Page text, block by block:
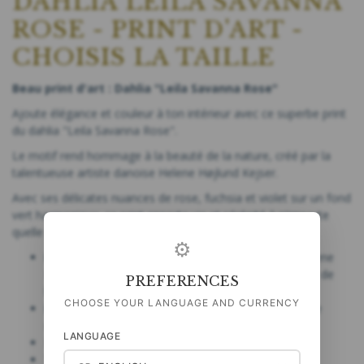
ROSE - PRINT D'ART -
CHOISIS LA TAILLE
Beau print d'art : Dahlia "Leila Savanna Rose"
Ajoute élégance et couleur à ton intérieur avec ce superbe print
du dahlia "Leila Savanna Rose".
Le motif rend hommage à la beauté de la nature, créé par la
talentueuse artiste danoise Helene Højlund Kejser.
Avec ses délicates nuances de rose, fuchsia et violet sur un fond
vert harmonieux, ce print apporte vie et sérénité à n'importe
quelle pièce.
Design danois unique :Dessiné à la main par Helene
Højlund Kejser, reconnue pour son sens du détail et de
Papier de qualité :Imprimé sur un papier artistique
Production danoise
Tailles flexibles : Choisis la taille qui convient
⚙
PREFERENCES
CHOOSE YOUR LANGUAGE AND CURRENCY
LANGUAGE